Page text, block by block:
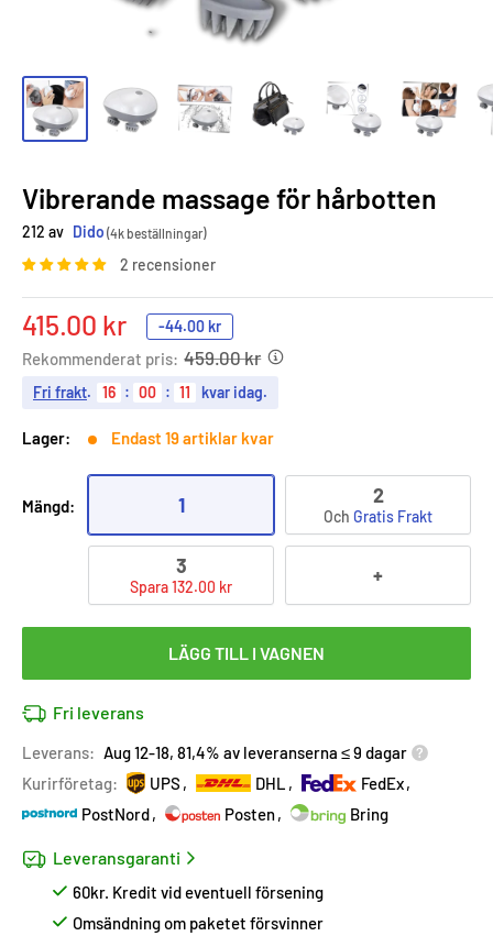
Vibrerande massage för hårbotten
212 av Dido (4k beställningar)
2 recensioner
Sale
price
415.00 kr -44.00 kr
Rekommenderat pris: 459.00 kr
Fri frakt. 16 : 00 : 10 kvar idag.
Lager: Endast 19 artiklar kvar
Mängd: 1 2
Och Gratis Frakt
3
Spara 132.00 kr +
LÄGG TILL I VAGNEN
Fri leverans
Leverans: Aug 12-18, 81,4% av leveranserna ≤ 9 dagar
Kurirföretag:
UPS DHL
FedEx
PostNord
Posten Bring
Leveransgaranti
60kr. Kredit vid eventuell försening
Omsändning om paketet försvinner